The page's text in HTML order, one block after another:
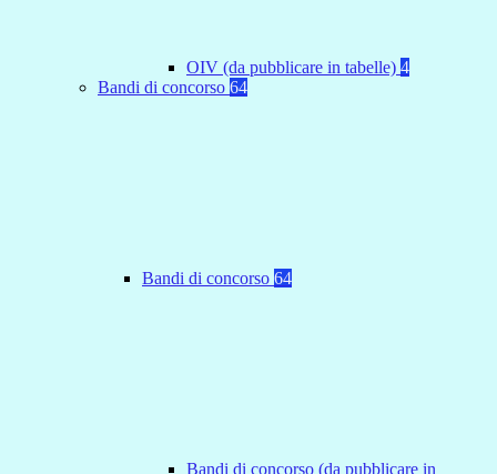
OIV (da pubblicare in tabelle) 4
Bandi di concorso 64
Bandi di concorso 64
Bandi di concorso (da pubblicare in